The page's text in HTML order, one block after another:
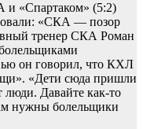
и «Спартаком» (5:2)
«СКА — позор
тренер СКА Роман
он говорил, что КХЛ
«Дети сюда пришли
Давайте как‑то
нужны болельщики